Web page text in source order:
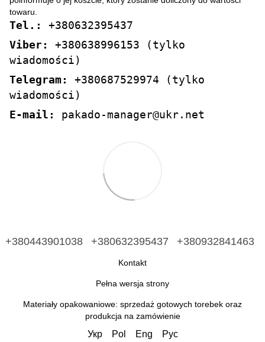
towaru.
Tel.:
+380632395437
Viber:
+380638996153 (tylko
wiadomości)
Telegram:
+380687529974 (tylko
wiadomości)
E-mail:
pakado-manager@ukr.net
+380443901038 +380632395437 +380932841463
Kontakt
Pełna wersja strony
Materiały opakowaniowe: sprzedaż gotowych torebek oraz
produkcja na zamówienie
Укр Pol Eng Рус